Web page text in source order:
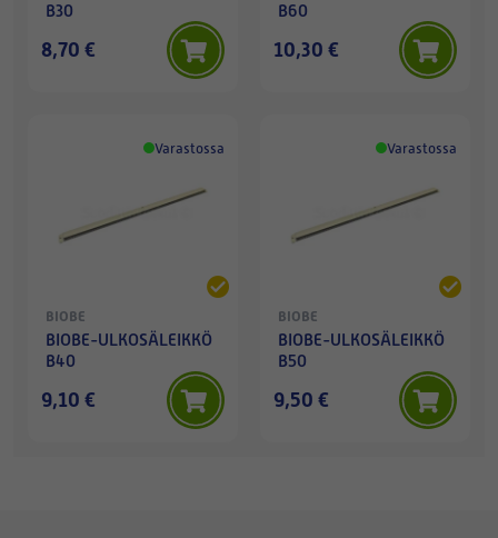
B30
8,70 €
B60
10,30 €
Varastossa
BIOBE
BIOBE-ULKOSÄLEIKKÖ
B40
9,10 €
Varastossa
BIOBE
BIOBE-ULKOSÄLEIKKÖ
B50
9,50 €